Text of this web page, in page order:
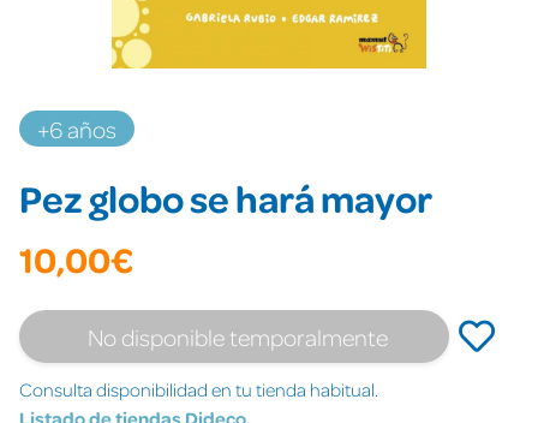
+6 años
Pez globo se hará mayor
10,00€
No disponible temporalmente
Consulta disponibilidad en tu tienda habitual.
Listado de tiendas Dideco.